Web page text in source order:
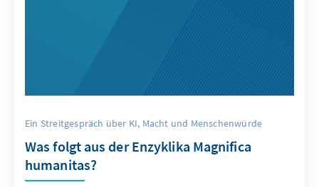
Ein Streitgespräch über KI, Macht und Menschenwürde
Was folgt aus der Enzyklika Magnifica
humanitas?